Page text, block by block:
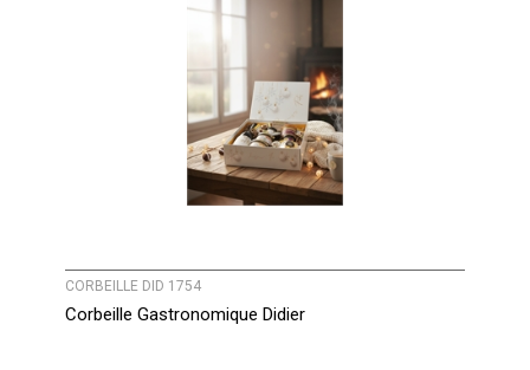
CORBEILLE DID 1754
Corbeille Gastronomique Didier